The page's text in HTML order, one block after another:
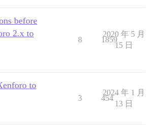
before
2.x to
8 1859
2020 年 5 月
15 日
to
3 454
2024 年 1 月
13 日